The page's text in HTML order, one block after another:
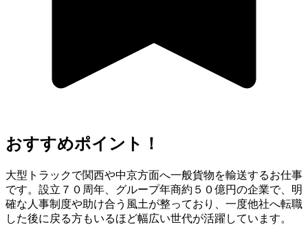
おすすめポイント！
大型トラックで関西や中京方面へ一般貨物を輸送するお仕事
です。設立７０周年、グループ年商約５０億円の企業で、明
確な人事制度や助け合う風土が整っており、一度他社へ転職
した後に戻る方もいるほど幅広い世代が活躍しています。